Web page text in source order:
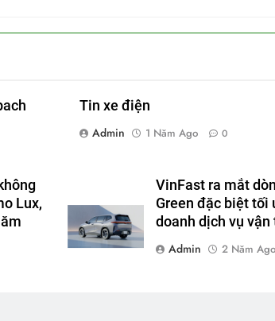
Tin xe điện
Admin
1 Năm Ago 0
Lux,
VinFast ra mắt
Green đặc biệt tối
doanh dịch vụ vận
Admin
2 Năm Ago